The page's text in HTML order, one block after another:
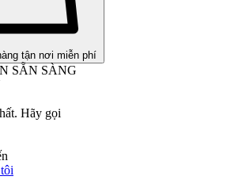
tận nơi miễn phí
SẴN SÀNG
Hãy gọi